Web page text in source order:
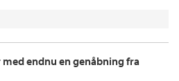
med endnu en genåbning fra